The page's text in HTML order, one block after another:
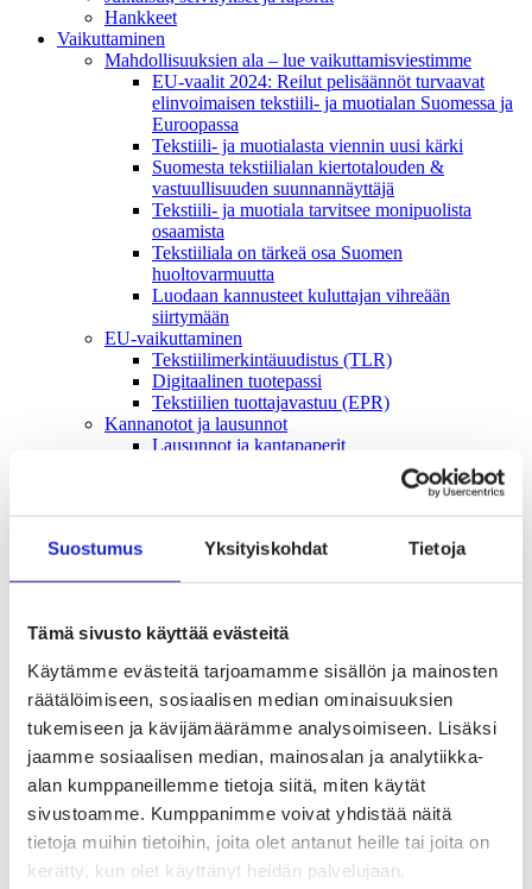
Suostumus Yksityiskohdat Tietoja
Tämä sivusto käyttää evästeitä
Käytämme evästeitä tarjoamamme sisällön ja mainosten
räätälöimiseen, sosiaalisen median ominaisuuksien
tukemiseen ja kävijämäärämme analysoimiseen. Lisäksi
jaamme sosiaalisen median, mainosalan ja analytiikka-
alan kumppaneillemme tietoja siitä, miten käytät
sivustoamme. Kumppanimme voivat yhdistää näitä
tietoja muihin tietoihin, joita olet antanut heille tai joita on
kerätty, kun olet käyttänyt heidän palvelujaan.
Hankkeet
Vaikuttaminen
Mahdollisuuksien ala – lue vaikuttamis­viestimme
EU-vaalit 2024: Reilut pelisäännöt turvaavat
elinvoimaisen tekstiili- ja muotialan Suomessa ja
Euroopassa
Tekstiili- ja muotialasta viennin uusi kärki
Suomesta tekstiilialan kiertotalouden &
vastuullisuuden suunnannäyttäjä
Tekstiili- ja muotiala tarvitsee monipuolista
osaamista
Tekstiiliala on tärkeä osa Suomen
huoltovarmuutta
Luodaan kannusteet kuluttajan vihreään
siirtymään
EU-vaikuttaminen
Tekstiilimerkintäuudistus (TLR)
Digitaalinen tuotepassi
Tekstiilien tuottajavastuu (EPR)
Kannanotot ja lausunnot
Lausunnot ja kantapaperit
vaikuttajaryhmä
vaikuttajaryhmä
Osaaminen ja vetovoima -vaikuttajaryhmä
Tule jäseneksi
Suomen Tekstiili & Muodin jäsenyysmuodot
Liity varsinaiseksi jäseneksi
Liity startup-jäseneksi
Liity kumppani­jäseneksi
Suomen Tekstiili & Muoti
Liiton hallitus
Liiton henkilöstö & yhteystiedot
Liiton strategia